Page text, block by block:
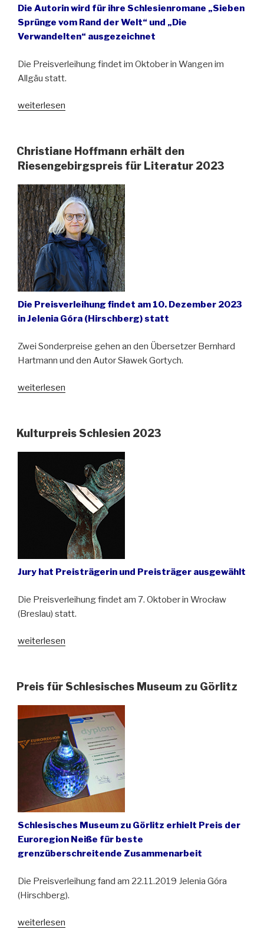
Die Autorin wird für ihre Schlesienromane „Sieben
Sprünge vom Rand der Welt“ und „Die
Verwandelten“ ausgezeichnet
Die Preisverleihung findet im Oktober in Wangen im
Allgäu statt.
„Ulrike
den
Eichendorff-
2024“
weiterlesen
Christiane Hoffmann erhält den
Riesengebirgspreis für Literatur 2023
Die Preisverleihung findet am 10. Dezember 2023
in Jelenia Góra (Hirschberg) statt
Zwei Sonderpreise gehen an den Übersetzer Bernhard
Hartmann und den Autor Sławek Gortych.
„Christiane
den
Literatur
2023“
weiterlesen
Kulturpreis Schlesien 2023
Jury hat Preisträgerin und Preisträger ausgewählt
Die Preisverleihung findet am 7. Oktober in Wrocław
(Breslau) statt.
„Kulturpreis
weiterlesen
Preis für Schlesisches Museum zu Görlitz
Schlesisches Museum zu Görlitz erhielt Preis der
Euroregion Neiße für beste
grenzüberschreitende Zusammenarbeit
Die Preisverleihung fand am 22.11.2019 Jelenia Góra
(Hirschberg).
„Preis
weiterlesen